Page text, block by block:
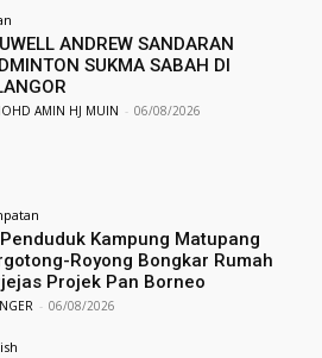
ANDREW SANDARAN
SUKMA SABAH DI
AMIN HJ MUIN - 06/08/2026
Kampung Matupang
Royong Bongkar Rumah
Projek Pan Borneo
- 06/08/2026